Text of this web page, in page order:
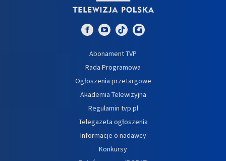
Abonament TVP
Rada Programowa
Ogłoszenia przetargowe
Akademia Telewizyjna
Regulamin tvp.pl
Telegazeta ogłoszenia
Informacje o nadawcy
Konkursy